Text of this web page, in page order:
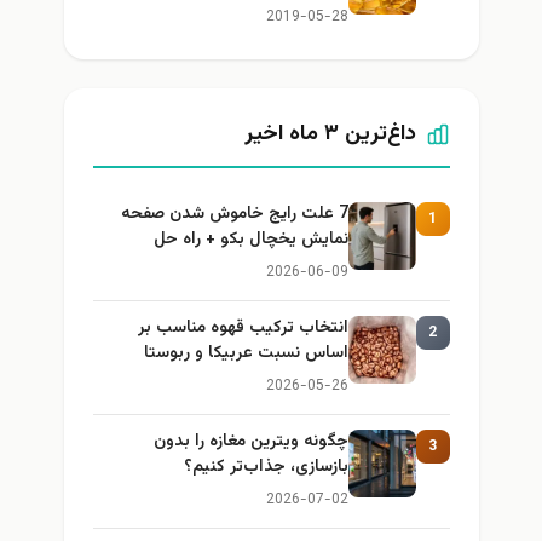
2019-05-28
داغ‌ترین ۳ ماه اخیر
1
7 علت رایج خاموش شدن صفحه
نمایش یخچال بکو + راه حل
2026-06-09
2
انتخاب ترکیب قهوه مناسب بر
اساس نسبت عربیکا و ربوستا
2026-05-26
3
چگونه ویترین مغازه را بدون
بازسازی، جذاب‌تر کنیم؟
2026-07-02